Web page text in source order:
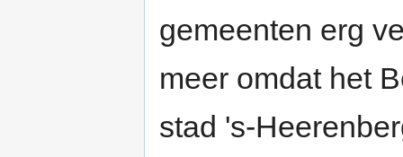
gemeenten erg
meer omdat het
stad 's-